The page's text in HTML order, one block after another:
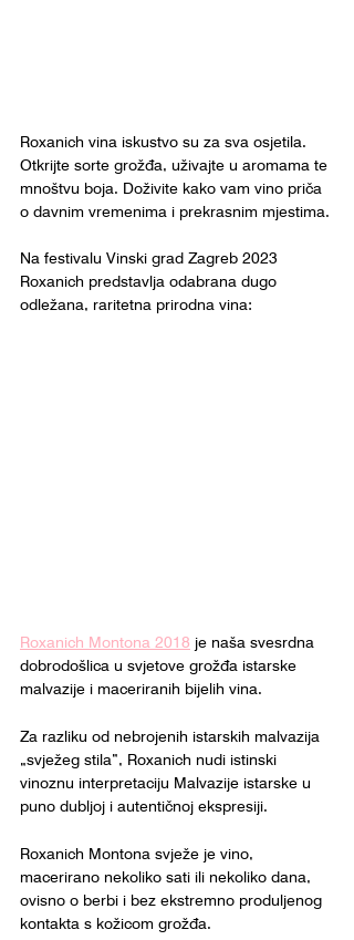
Roxanich vina iskustvo su za sva osjetila.
Otkrijte sorte grožđa, uživajte u aromama te
mnoštvu boja. Doživite kako vam vino priča
o davnim vremenima i prekrasnim mjestima.
Na festivalu Vinski grad Zagreb 2023
Roxanich predstavlja odabrana dugo
odležana, raritetna prirodna vina:
Roxanich Montona 2018 je naša svesrdna
dobrodošlica u svjetove grožđa istarske
malvazije i maceriranih bijelih vina.
Za razliku od nebrojenih istarskih malvazija
„svježeg stila”, Roxanich nudi istinski
vinoznu interpretaciju Malvazije istarske u
puno dubljoj i autentičnoj ekspresiji.
Roxanich Montona svježe je vino,
macerirano nekoliko sati ili nekoliko dana,
ovisno o berbi i bez ekstremno produljenog
kontakta s kožicom grožđa.